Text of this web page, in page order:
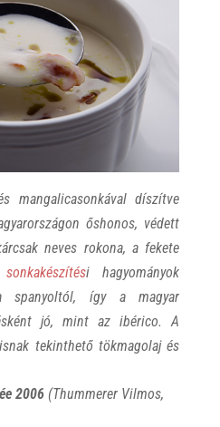
mangalicasonkával díszítve
őshonos, védett
neves rokona, a fekete
sonkakészítési hagyományok
spanyoltól, így a magyar
jó, mint az ibérico. A
tekinthető tökmagolaj és
2006 (Thummerer Vilmos,